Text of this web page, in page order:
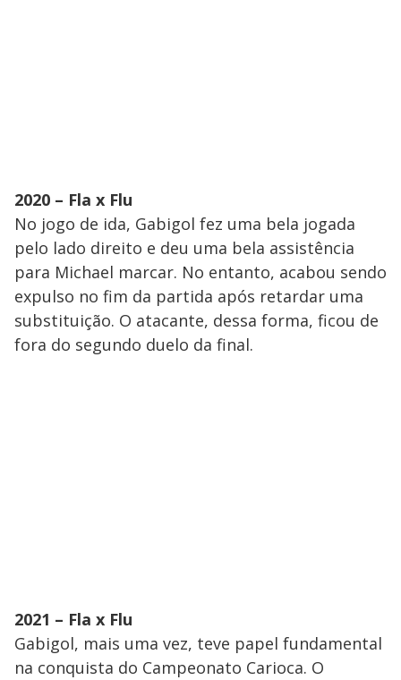
2020 – Fla x Flu
No jogo de ida, Gabigol fez uma bela jogada
pelo lado direito e deu uma bela assistência
para Michael marcar. No entanto, acabou sendo
expulso no fim da partida após retardar uma
substituição. O atacante, dessa forma, ficou de
fora do segundo duelo da final.
2021 – Fla x Flu
Gabigol, mais uma vez, teve papel fundamental
na conquista do Campeonato Carioca. O